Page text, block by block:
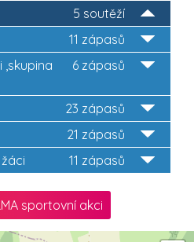
5 soutěží
11 zápasů
6 zápasů
,skupina
23 zápasů
21 zápasů
11 zápasů
sportovní akci